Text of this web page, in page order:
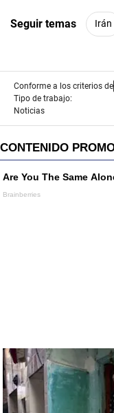
Seguir temas Irán
Conforme a los criterios de
Tipo de trabajo:
Noticias